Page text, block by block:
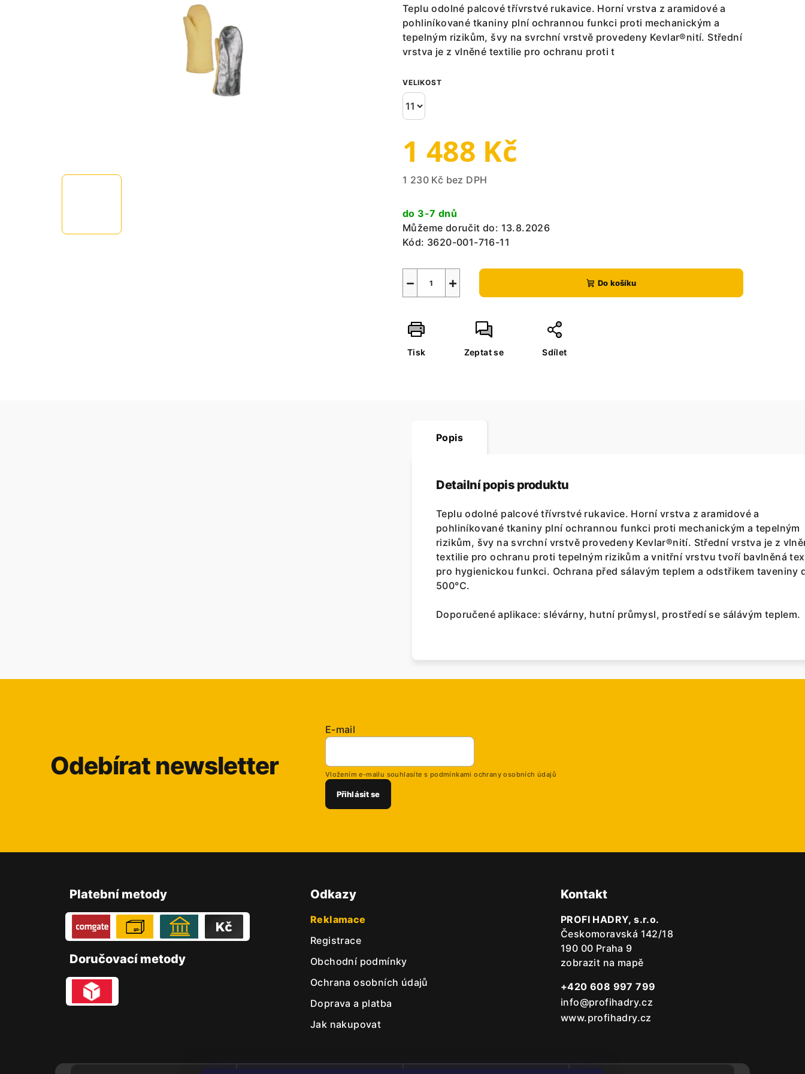
Teplu odolné palcové třívrstvé rukavice. Horní vrstva z aramidové a
pohliníkované tkaniny plní ochrannou funkci proti mechanickým a
tepelným rizikům, švy na svrchní vrstvě provedeny Kevlar®nití. Střední
vrstva je z vlněné textilie pro ochranu proti t
VELIKOST
1 488 Kč
1 230 Kč bez DPH
cena:
do 3-7 dnů
Můžeme doručit do: 13.8.2026
Kód: 3620-001-716-11
+
− Do košíku
Tisk Zeptat se Sdílet
Popis
Detailní popis produktu
Teplu odolné palcové třívrstvé rukavice. Horní vrstva z aramidové a
pohliníkované tkaniny plní ochrannou funkci proti mechanickým a tepelným
rizikům, švy na svrchní vrstvě provedeny Kevlar®nití. Střední vrstva je z
textilie pro ochranu proti tepelným rizikům a vnitřní vrstvu tvoří bavlněná
pro hygienickou funkci. Ochrana před sálavým teplem a odstřikem taveniny
500°C.
Doporučené aplikace: slévárny, hutní průmysl, prostředí se sálávým teplem.
Odebírat newsletter
E-mail
Vložením e-mailu souhlasíte s podmínkami ochrany osobních údajů
Přihlásit se
Platební metody
Doručovací metody
Odkazy
Reklamace
Registrace
Obchodní podmínky
Ochrana osobních údajů
Doprava a platba
Jak nakupovat
Kontakt
PROFI HADRY, s.r.o.
Českomoravská 142/18
190 00 Praha 9
zobrazit na mapě
+420 608 997 799
info@profihadry.cz
www.profihadry.cz